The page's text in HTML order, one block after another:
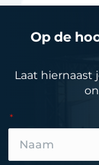
Op de
Laat hiernaast